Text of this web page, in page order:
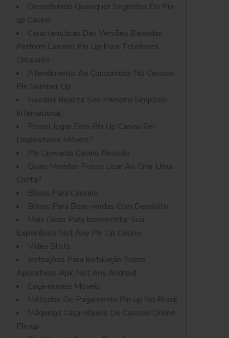
Descobrindo Quaisquer Segredos Do Pin-
up Casino
Características Das Versões Baixadas
Perform Cassino Pin Up Para Telefones
Celulares
Atendimento Ao Consumidor No Cassino
Pin Number Up
Needier Realiza Seu Primeiro Simpósio
Internacional
Posso Jogar Zero Pin Up Casino Em
Dispositivos Móveis?
Pin Upwards Casino Revisão
Quais Moedas Posso Usar Ao Criar Uma
Conta?
Bônus Para Cassino
Bônus Para Boas-vindas Com Depósito
Mais Dicas Para Incrementar Sua
Experiência Not Any Pin Up Casino
Vídeo Slots
Instruções Para Instalação Sobre
Aplicativos Apk Not Any Android
Caça-níqueis Móveis
Métodos De Pagamento Pin-up No Brasil
Máquinas Caça-níqueis De Cassino Online
Pin-up